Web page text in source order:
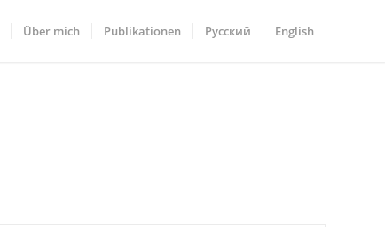
Über mich Publikationen Русский English